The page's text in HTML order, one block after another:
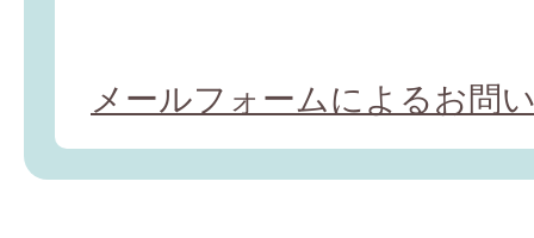
メールフォームによるお問